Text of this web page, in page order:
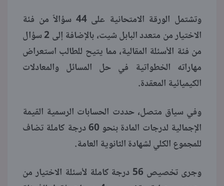
وتشتمل الورقة الامتحانية على 44 سؤالاً من فئة
الاختيار من متعدد البابل شيت، بالإضافة إلى 2 سؤال
من فئة الأسئلة المقالية، مما يتيح للطالب استعراض
مهاراته الخطواتية في حل المسائل والمعادلات
الكيميائية المعقدة.
وفي سياق متصل، حددت الحسابات الرسمية القيمة
الإجمالية لدرجات المادة بنحو 60 درجة كاملة تضاف
للمجموع الكلي لشهادة الثانوية العامة.
وجرى تخصيص 56 درجة كاملة لأسئلة الاختيار من